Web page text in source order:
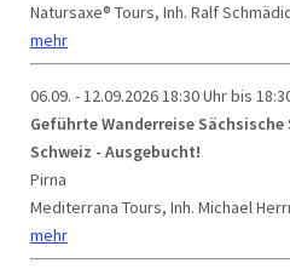
Natursaxe® Tours, Inh. Ralf
mehr
06.09. - 12.09.202618:30 Uhr bis
Geführte Wanderreise
Schweiz - Ausgebucht!
Pirna
Mediterrana Tours, Inh. Michael
mehr